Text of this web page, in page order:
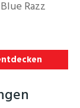
Razz